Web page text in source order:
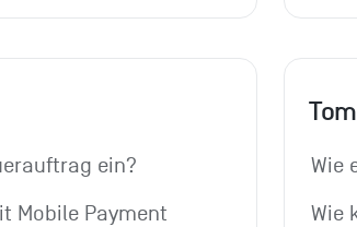
ein?
Mobile Payment
Wie
Wie